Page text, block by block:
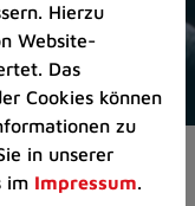
Hierzu
Website-
Das
Cookies können
zu
in unserer
im Impressum.